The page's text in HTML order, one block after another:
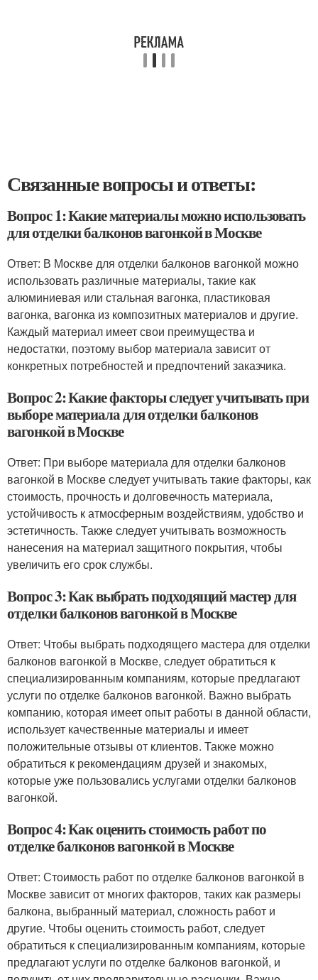
Связанные вопросы и ответы:
Вопрос 1: Какие материалы можно использовать
для отделки балконов вагонкой в Москве
Ответ: В Москве для отделки балконов вагонкой можно
использовать различные материалы, такие как
алюминиевая или стальная вагонка, пластиковая
вагонка, вагонка из композитных материалов и другие.
Каждый материал имеет свои преимущества и
недостатки, поэтому выбор материала зависит от
конкретных потребностей и предпочтений заказчика.
Вопрос 2: Какие факторы следует учитывать при
выборе материала для отделки балконов
вагонкой в Москве
Ответ: При выборе материала для отделки балконов
вагонкой в Москве следует учитывать такие факторы, как
стоимость, прочность и долговечность материала,
устойчивость к атмосферным воздействиям, удобство и
эстетичность. Также следует учитывать возможность
нанесения на материал защитного покрытия, чтобы
увеличить его срок службы.
Вопрос 3: Как выбрать подходящий мастер для
отделки балконов вагонкой в Москве
Ответ: Чтобы выбрать подходящего мастера для отделки
балконов вагонкой в Москве, следует обратиться к
специализированным компаниям, которые предлагают
услуги по отделке балконов вагонкой. Важно выбрать
компанию, которая имеет опыт работы в данной области,
использует качественные материалы и имеет
положительные отзывы от клиентов. Также можно
обратиться к рекомендациям друзей и знакомых,
которые уже пользовались услугами отделки балконов
вагонкой.
Вопрос 4: Как оценить стоимость работ по
отделке балконов вагонкой в Москве
Ответ: Стоимость работ по отделке балконов вагонкой в
Москве зависит от многих факторов, таких как размеры
балкона, выбранный материал, сложность работ и
другие. Чтобы оценить стоимость работ, следует
обратиться к специализированным компаниям, которые
предлагают услуги по отделке балконов вагонкой, и